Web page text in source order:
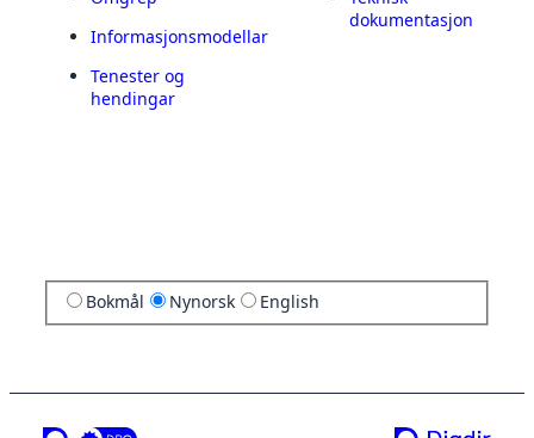
Informasjonsmodellar
Tenester og
hendingar
dokumentasjon
Bokmål Nynorsk English